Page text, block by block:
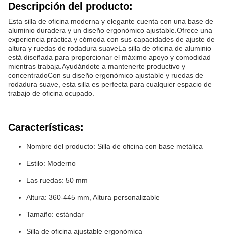
Descripción del producto:
Esta silla de oficina moderna y elegante cuenta con una base de
aluminio duradera y un diseño ergonómico ajustable.Ofrece una
experiencia práctica y cómoda con sus capacidades de ajuste de
altura y ruedas de rodadura suaveLa silla de oficina de aluminio
está diseñada para proporcionar el máximo apoyo y comodidad
mientras trabaja.Ayudándote a mantenerte productivo y
concentradoCon su diseño ergonómico ajustable y ruedas de
rodadura suave, esta silla es perfecta para cualquier espacio de
trabajo de oficina ocupado.
Características:
Nombre del producto: Silla de oficina con base metálica
Estilo: Moderno
Las ruedas: 50 mm
Altura: 360-445 mm, Altura personalizable
Tamaño: estándar
Silla de oficina ajustable ergonómica